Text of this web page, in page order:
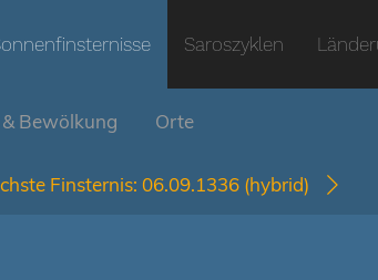
Saroszyklen
Bewölkung Orte
Finsternis: 06.09.1336 (hybrid)